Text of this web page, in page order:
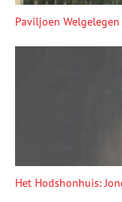
Paviljoen
Het Hodshonhuis: